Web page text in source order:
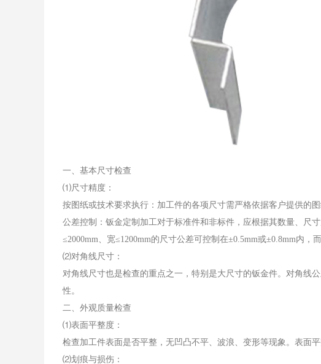
一、基本尺寸检查
⑴尺寸精度：
按图纸或技术要求执行：加工件的各项尺寸需严格依据客户提供的
公差控制：钣金定制加工对于标准件和非标件，应根据其数量、尺
≤2000mm、宽≤1200mm的尺寸公差可控制在±0.5mm或±0.8mm内，
⑵对角线尺寸：
对角线尺寸也是检查的重点之一，特别是大尺寸的钣金件。对角线
性。
二、外观质量检查
⑴表面平整度：
检查加工件表面是否平整，无凹凸不平、波浪、变形等现象。表面
⑵划痕与损伤：